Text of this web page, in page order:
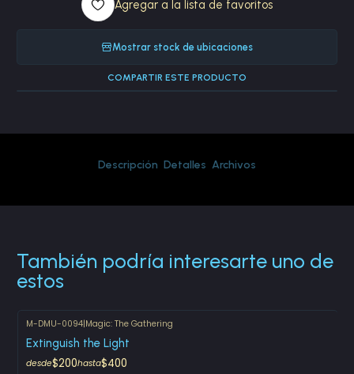
Agregar a la lista de favoritos
Mostrar stock de ubicaciones
COMPARTIR ESTE PRODUCTO
Descripción Detalles Archivos
También podría interesarte uno de
estos
M-DMU-0094|Magic: The Gathering
Extinguish the Light
desde$200hasta$400